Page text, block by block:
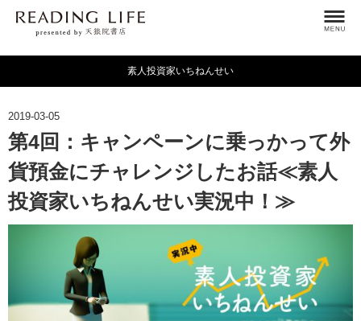
素人投資家いちねんせい
2019-03-05
第4回：キャンペーンに乗っかって外
貨預金にチャレンジしたお話≪素人
投資家いちねんせい実況中！≫